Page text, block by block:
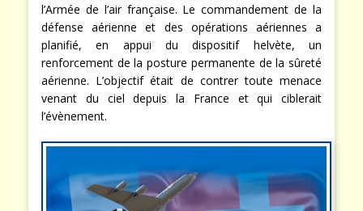
l’Armée de l’air française. Le commandement de la
défense aérienne et des opérations aériennes a
planifié, en appui du dispositif helvète, un
renforcement de la posture permanente de la sûreté
aérienne. L’objectif était de contrer toute menace
venant du ciel depuis la France et qui ciblerait
l’évènement.